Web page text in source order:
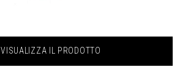
VISUALIZZA IL PRODOTTO